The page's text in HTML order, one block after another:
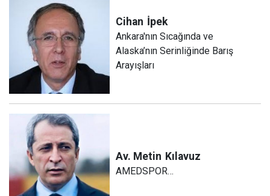
Cihan İpek
Ankara'nın Sıcağında ve
Alaska’nın Serinliğinde Barış
Arayışları
Av. Metin Kılavuz
AMEDSPOR…